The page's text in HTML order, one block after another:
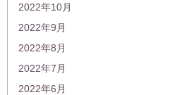
2022年10月
2022年9月
2022年8月
2022年7月
2022年6月